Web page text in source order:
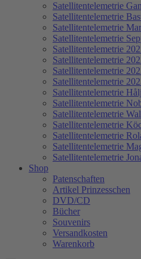
Satellitentelemetrie
Satellitentelemetrie
Satellitentelemetrie
Satellitentelemetrie
Satellitentelemetrie
Satellitentelemetrie
Satellitentelemetrie
Satellitentelemetrie
Satellitentelemetrie
Satellitentelemetrie
Satellitentelemetrie
Satellitentelemetrie
Satellitentelemetrie
Satellitentelemetrie
Satellitentelemetrie
Shop
Patenschaften
Artikel Prinzesschen
DVD/CD
Bücher
Souvenirs
Versandkosten
Warenkorb